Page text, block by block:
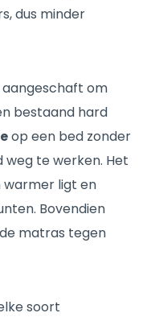
dus minder
om
bestaand hard
op een bed zonder
te werken. Het
ligt en
Bovendien
matras tegen
soort